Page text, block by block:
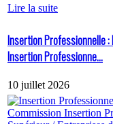
Lire la suite
Insertion Professionnelle :
Insertion Professionne...
10 juillet 2026